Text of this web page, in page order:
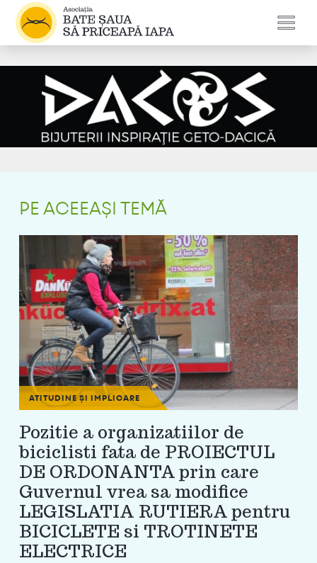
PE ACEEAȘI TEMĂ
ATITUDINE ȘI IMPLICARE
Pozitie a organizatiilor de
biciclisti fata de PROIECTUL
DE ORDONANTA prin care
Guvernul vrea sa modifice
LEGISLATIA RUTIERA pentru
BICICLETE si TROTINETE
ELECTRICE